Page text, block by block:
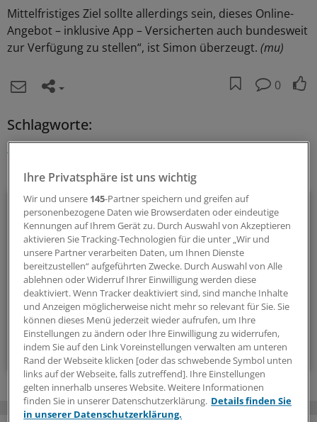
Mittelfristiges Ziel sollte allerdings sein, dieses Online-
Angebot – inklusive App – Versicherten auch bundesweit
zur Verfügung zu stellen“, ist Simon überzeugt. (mu)
0
Schlagworte:
Digitalisierung und IT Rheinland-Pfalz Pflege
Ihr Newsletter zum Thema
E-Health
Bei E-Health und Digitalisierung geht die Entwicklung rasant
voran. Mit diesem Newsletter bleiben Sie immer auf dem
neuesten Stand.
monatlich (Samstag)
Zum Abonnieren bitte anmelden
Ihre Privatsphäre ist uns wichtig
Wir und unsere 145-Partner speichern und greifen auf
personenbezogene Daten wie Browserdaten oder eindeutige
Kennungen auf Ihrem Gerät zu. Durch Auswahl von Akzeptieren
aktivieren Sie Tracking-Technologien für die unter „Wir und
unsere Partner verarbeiten Daten, um Ihnen Dienste
bereitzustellen“ aufgeführten Zwecke. Durch Auswahl von Alle
ablehnen oder Widerruf Ihrer Einwilligung werden diese
deaktiviert. Wenn Tracker deaktiviert sind, sind manche Inhalte
und Anzeigen möglicherweise nicht mehr so relevant für Sie. Sie
können dieses Menü jederzeit wieder aufrufen, um Ihre
Einstellungen zu ändern oder Ihre Einwilligung zu widerrufen,
indem Sie auf den Link Voreinstellungen verwalten am unteren
Rand der Webseite klicken [oder das schwebende Symbol unten
links auf der Webseite, falls zutreffend]. Ihre Einstellungen
gelten innerhalb unseres Website. Weitere Informationen
finden Sie in unserer Datenschutzerklärung. Details finden Sie
in unserer Datenschutzerklärung.